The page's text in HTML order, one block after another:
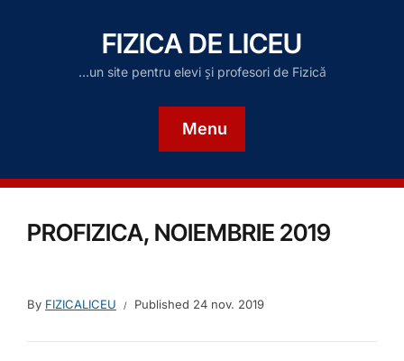
FIZICA DE LICEU
…un site pentru elevi și profesori de Fizică
Menu
PROFIZICA, NOIEMBRIE 2019
By FIZICALICEU Published 24 nov. 2019